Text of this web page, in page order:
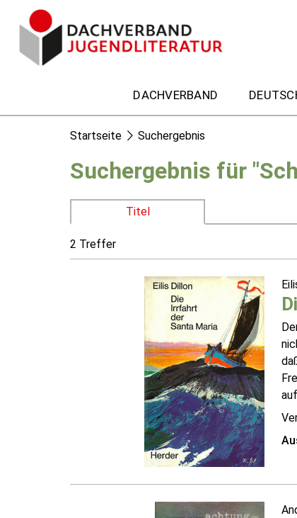
DACHVERBAND
Startseite Suchergebnis
Suchergebnis für
Titel
2 Treffer